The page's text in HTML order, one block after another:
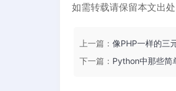
如需转载请保留本文出
上一篇： 像PHP一样的三
下一篇： Python中那些简